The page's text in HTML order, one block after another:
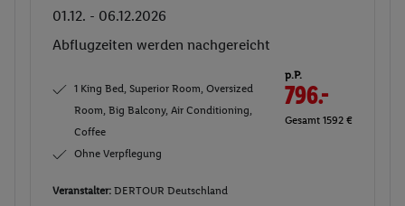
01.12. - 06.12.2026
Abflugzeiten werden nachgereicht
1 King Bed, Superior Room, Oversized
Room, Big Balcony, Air Conditioning,
Coffee
Ohne Verpflegung
p.P.
796.-
Gesamt 1592 €
Veranstalter: DERTOUR Deutschland